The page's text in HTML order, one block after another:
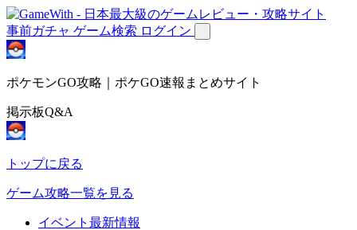
事前ガチャ ゲーム検索 ログイン
ポケモンGO攻略｜ポケGO速報まとめサイト
掲示板Q&A
トップに戻る
ゲーム攻略一覧を見る
イベント最新情報